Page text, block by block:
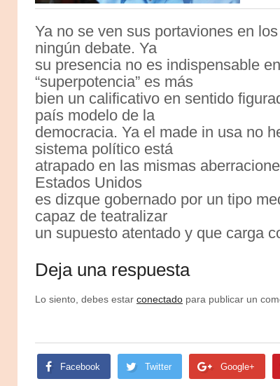
Ya no se ven sus portaviones en
ningún debate. Ya
su presencia no es indispensable
“superpotencia” es más
bien un calificativo en sentido
país modelo de la
democracia. Ya el made in usa no
sistema político está
atrapado en las mismas
Estados Unidos
es dizque gobernado por un tipo
capaz de teatralizar
un supuesto atentado y que carga
Deja una respuesta
Lo siento, debes estar conectado para publicar un
Facebook Twitter Google+